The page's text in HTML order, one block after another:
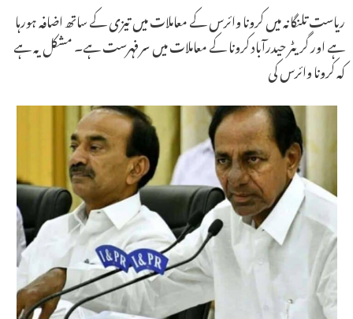
ریاست تلنگانہ میں کرونا وائرس کے معاملات میں تیزی کے ساتھ اضافہ ہورہا
ہے اور گریٹر حیدرآباد کرونا کے معاملات میں سرفہرست ہے۔ مشکل یہ ہے
کہ کرونا وائرس کی